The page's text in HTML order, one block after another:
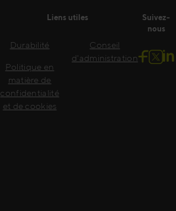
Liens utiles
Durabilité
Politique en
matière de
confidentialité
et de cookies
Conseil
d'administration
Suivez-
nous